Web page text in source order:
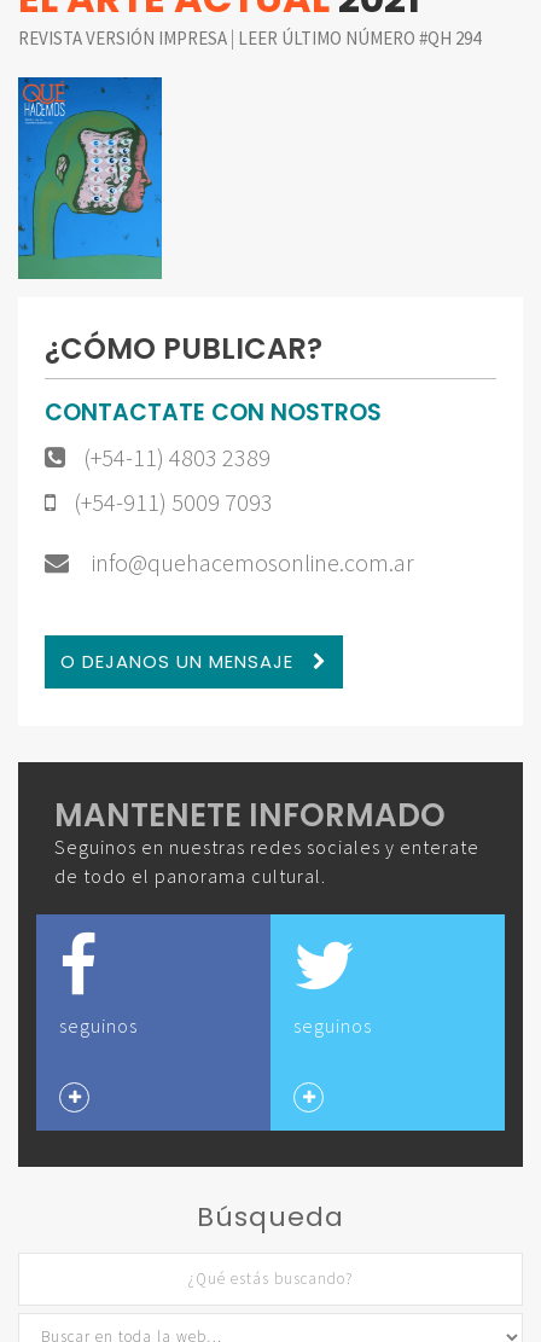
REVISTA VERSIÓN IMPRESA | LEER ÚLTIMO NÚMERO #QH 294
¿CÓMO PUBLICAR?
CONTACTATE CON NOSTROS
(+54-11) 4803 2389
(+54-911) 5009 7093
info@quehacemosonline.com.ar
O DEJANOS UN MENSAJE
MANTENETE INFORMADO
Seguinos en nuestras redes sociales y enterate
de todo el panorama cultural.
seguinos seguinos
Búsqueda